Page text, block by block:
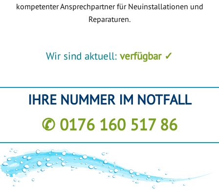
kompetenter Ansprechpartner für Neuinstallationen und
Reparaturen.
Wir sind aktuell: verfügbar ✓
IHRE NUMMER IM NOTFALL
✆ 0176 160 517 86